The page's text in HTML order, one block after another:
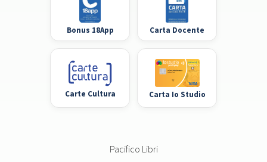
Bonus 18App Carta Docente
Carte Cultura Carta Io Studio
Pacifico Libri